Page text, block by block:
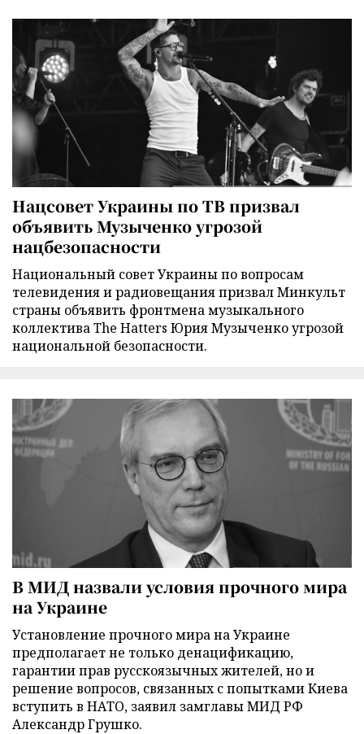
Нацсовет Украины по ТВ призвал
объявить Музыченко угрозой
нацбезопасности
Национальный совет Украины по вопросам
телевидения и радиовещания призвал Минкульт
страны объявить фронтмена музыкального
коллектива The Hatters Юрия Музыченко угрозой
национальной безопасности.
В МИД назвали условия прочного мира
на Украине
Установление прочного мира на Украине
предполагает не только денацификацию,
гарантии прав русскоязычных жителей, но и
решение вопросов, связанных с попытками Киева
вступить в НАТО, заявил замглавы МИД РФ
Александр Грушко.